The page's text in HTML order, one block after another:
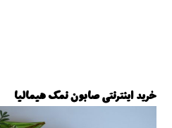
خرید اینترنتی صابون نمک هیمالیا